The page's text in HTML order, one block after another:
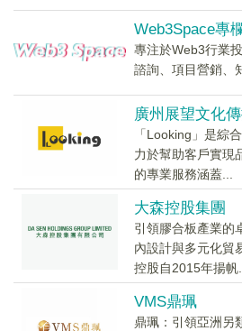
Web3Space專
專注於Web3行業
諮詢、項目營銷、
廣州展望文化
「Looking」是綜
力於幫助客戶實現
的專業服務涵蓋...
大森控股集團
引領膠合板產業的
內設計與多元化貿
控股自2015年揚帆...
VMS鼎珮
鼎珮：引領亞洲另